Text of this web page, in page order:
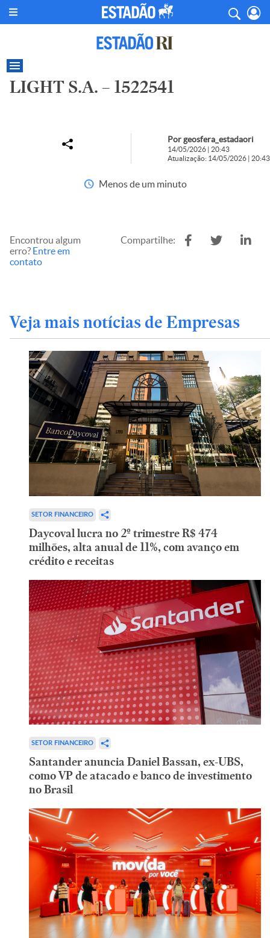
LIGHT S.A. – 1522541
Por geosfera_estadaori
14/05/2026 | 20:43
Atualização: 14/05/2026 | 20:43
Menos de um minuto
Encontrou algum
erro? Entre em
contato
Compartilhe:
Veja mais notícias de Empresas
SETOR FINANCEIRO
Daycoval lucra no 2º trimestre R$ 474
milhões, alta anual de 11%, com avanço em
crédito e receitas
SETOR FINANCEIRO
Santander anuncia Daniel Bassan, ex-UBS,
como VP de atacado e banco de investimento
no Brasil